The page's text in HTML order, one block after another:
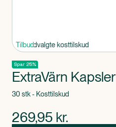
Tilbud
25% på udvalgte kosttilskud
Spar 25%
ExtraVärn Kapsler
30 stk - Kosttilskud
269,95 kr.